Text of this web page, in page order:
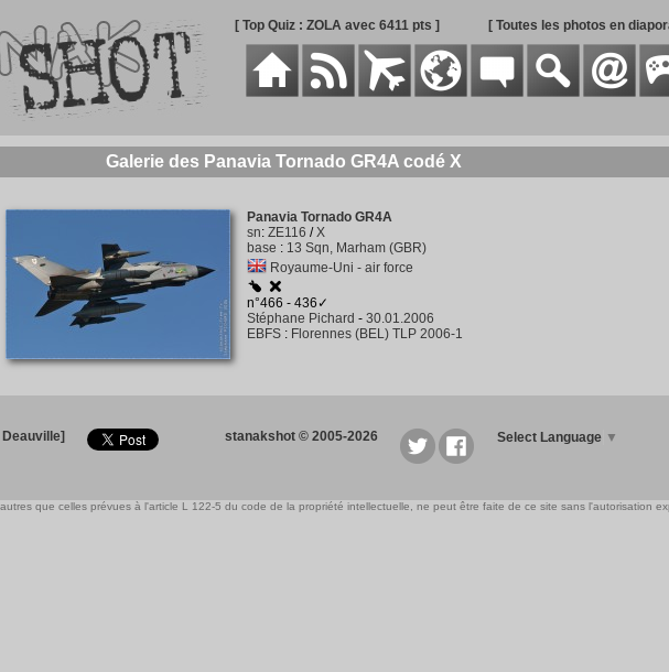
[ Top Quiz : ZOLA avec 6411 pts ] [ Toutes les photos en
Galerie des Panavia Tornado GR4A codé X
Panavia Tornado GR4A
sn: ZE116 /X
base : 13 Sqn, Marham (GBR)
Royaume-Uni - air force
n°466 - 436✓
Stéphane Pichard - 30.01.2006
EBFS: Florennes (BEL) TLP 2006-1
Deauville] stanakshot © 2005-2026 Select Language ▼
que celles prévues à l'article L 122-5 du code de la propriété intellectuelle, ne peut être faite de ce site sans l'autorisation